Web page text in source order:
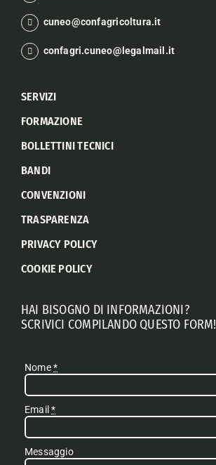
cuneo@confagricoltura.it
confagri.cuneo@legalmail.it
SERVIZI
FORMAZIONE
BOLLETTINI TECNICI
BANDI
CONVENZIONI
TRASPARENZA
PRIVACY POLICY
COOKIE POLICY
HAI BISOGNO DI INFORMAZIONI?
SCRIVICI COMPILANDO QUESTO FORM!
Nome*
Email*
Messaggio